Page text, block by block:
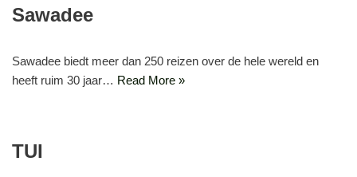
Sawadee
Sawadee biedt meer dan 250 reizen over de hele wereld en
heeft ruim 30 jaar… Read More »
TUI